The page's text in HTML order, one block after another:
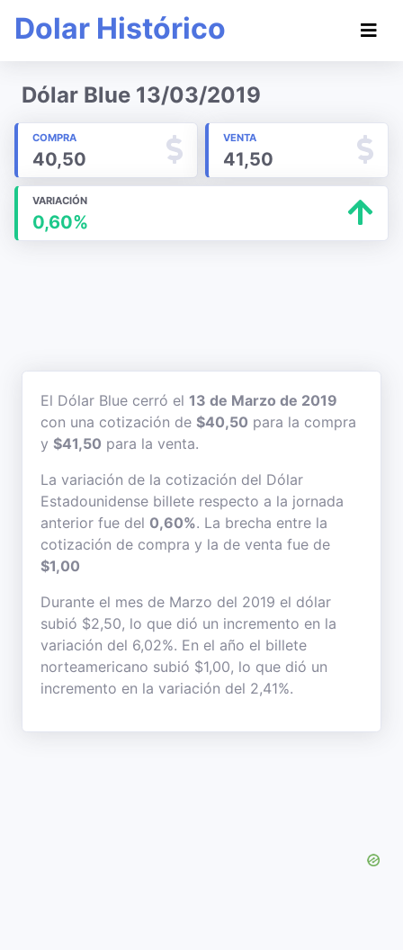
Dolar Histórico
Dólar Blue 13/03/2019
COMPRA
40,50
VENTA
41,50
VARIACIÓN
0,60%
El Dólar Blue cerró el 13 de Marzo de 2019
con una cotización de $40,50 para la compra
y $41,50 para la venta.
La variación de la cotización del Dólar
Estadounidense billete respecto a la jornada
anterior fue del 0,60%. La brecha entre la
cotización de compra y la de venta fue de
$1,00
Durante el mes de Marzo del 2019 el dólar
subió $2,50, lo que dió un incremento en la
variación del 6,02%. En el año el billete
norteamericano subió $1,00, lo que dió un
incremento en la variación del 2,41%.